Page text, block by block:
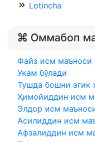
Lotincha
Оммабоп
Файз исм маъноси
Укам бўлади
Тушда бошни эгик
Ҳимойиддин исм
Элдор исм
Асилиддин исм
Афзалиддин исм